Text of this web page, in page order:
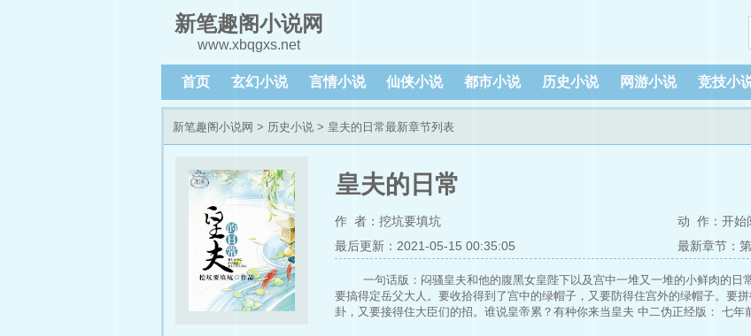
新笔趣阁小说网
www.xbqgxs.net
首页 玄幻小说 言情小说 仙侠小说 都市小说 历史小说 网游小说 竞技小
新笔趣阁小说网 > 历史小说 > 皇夫的日常最新章节列表
皇夫的日常
作 者：挖坑要填坑 动 作： 开始
最后更新：2021-05-15 00:35:05
最新章节：
一句话版：闷骚皇夫和他的腹黑女皇陛下以及宫中一堆又一堆的小鲜肉的日
要搞得定岳父大人。要收拾得到了宫中的绿帽子，又要防得住宫外的绿帽子。要
卦，又要接得住大臣们的招。谁说皇帝累？有种你来当皇夫 中二伪正经版： 七